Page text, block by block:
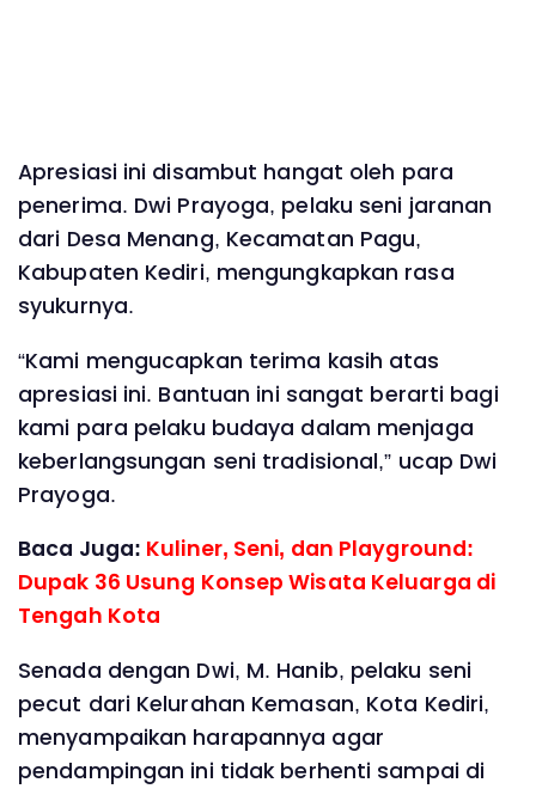
Apresiasi ini disambut hangat oleh para
penerima. Dwi Prayoga, pelaku seni jaranan
dari Desa Menang, Kecamatan Pagu,
Kabupaten Kediri, mengungkapkan rasa
syukurnya.
“Kami mengucapkan terima kasih atas
apresiasi ini. Bantuan ini sangat berarti bagi
kami para pelaku budaya dalam menjaga
keberlangsungan seni tradisional,” ucap Dwi
Prayoga.
Baca Juga: Kuliner, Seni, dan Playground:
Dupak 36 Usung Konsep Wisata Keluarga di
Tengah Kota
Senada dengan Dwi, M. Hanib, pelaku seni
pecut dari Kelurahan Kemasan, Kota Kediri,
menyampaikan harapannya agar
pendampingan ini tidak berhenti sampai di